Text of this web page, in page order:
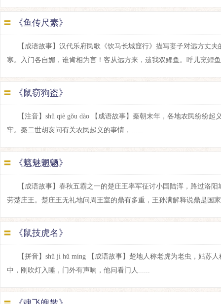
〓 《鱼传尺素》
【成语故事】汉代乐府民歌《饮马长城窟行》描写妻子对远方丈
寒。入门各自媚，谁肯相为言！客从远方来，遗我双鲤鱼。呼儿烹鲤
〓 《鼠窃狗盗》
【注音】shǔ qiè gǒu dào 【成语故事】秦朝末年，各地农民纷纷
牢。秦二世胡亥问有关农民起义的事情，......
〓 《魑魅魍魉》
【成语故事】春秋五霸之一的楚庄王率军征讨小国陆浑，路过洛
劳楚庄王。楚庄王无礼地问周王室的鼎有多重，王孙满解释说鼎是国
〓 《鼠技虎名》
【拼音】shǔ jì hǔ míng 【成语故事】楚地人称老虎为老虫，姑
中，刚吹灯入睡，门外有声响，他问看门人......